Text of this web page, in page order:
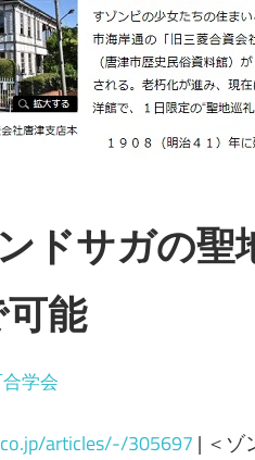
ドサガの聖
能
学会
articles/-/305697 | ＜ゾ